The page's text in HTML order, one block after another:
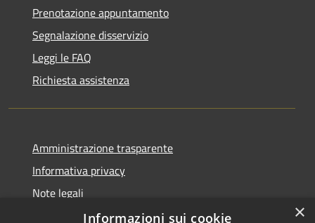
Prenotazione appuntamento
Segnalazione disservizio
Leggi le FAQ
Richiesta assistenza
Amministrazione trasparente
Informativa privacy
Note legali
Dichiarazione di accessibilità
×
Informazioni sui cookie